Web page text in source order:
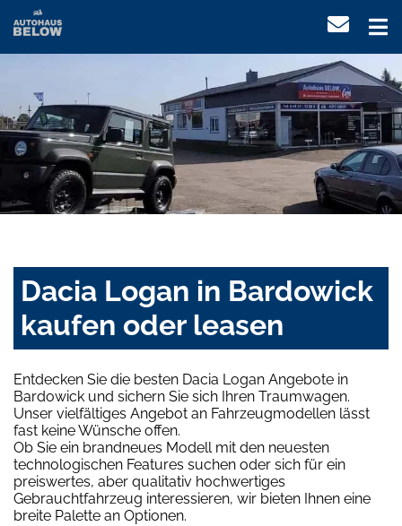
Dacia Logan in Bardowick
kaufen oder leasen
Entdecken Sie die besten Dacia Logan Angebote in
Bardowick und sichern Sie sich Ihren Traumwagen.
Unser vielfältiges Angebot an Fahrzeugmodellen lässt
fast keine Wünsche offen.
Ob Sie ein brandneues Modell mit den neuesten
technologischen Features suchen oder sich für ein
preiswertes, aber qualitativ hochwertiges
Gebrauchtfahrzeug interessieren, wir bieten Ihnen eine
breite Palette an Optionen.